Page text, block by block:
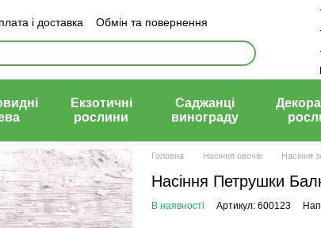
і доставка
Обмін та повернення
(оферта)
Екзотичні
рослини
Саджанці
винограду
Головна Насіння овочів Насіння
Насіння Петрушки
В наявності Артикул: 600123